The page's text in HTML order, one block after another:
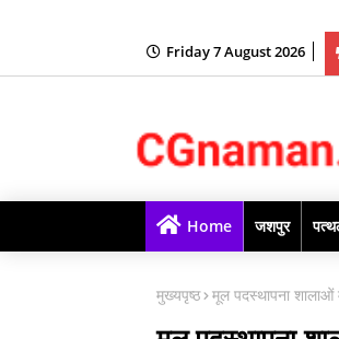
Friday 7 August 2026
Home जशपुर
मुख्यपृष्ठ मूल पदस्थापना शालाओं